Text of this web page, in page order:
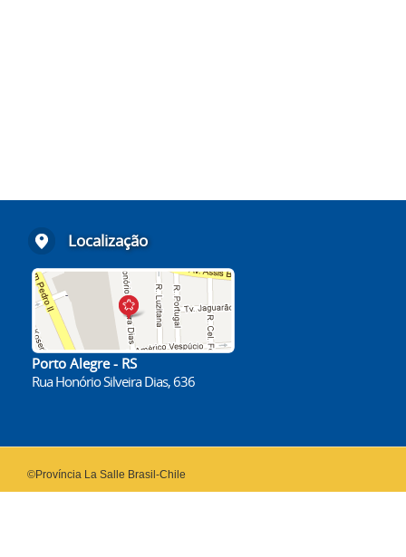
Localização
Porto Alegre - RS
Rua Honório Silveira Dias, 636
©Província La Salle Brasil-Chile